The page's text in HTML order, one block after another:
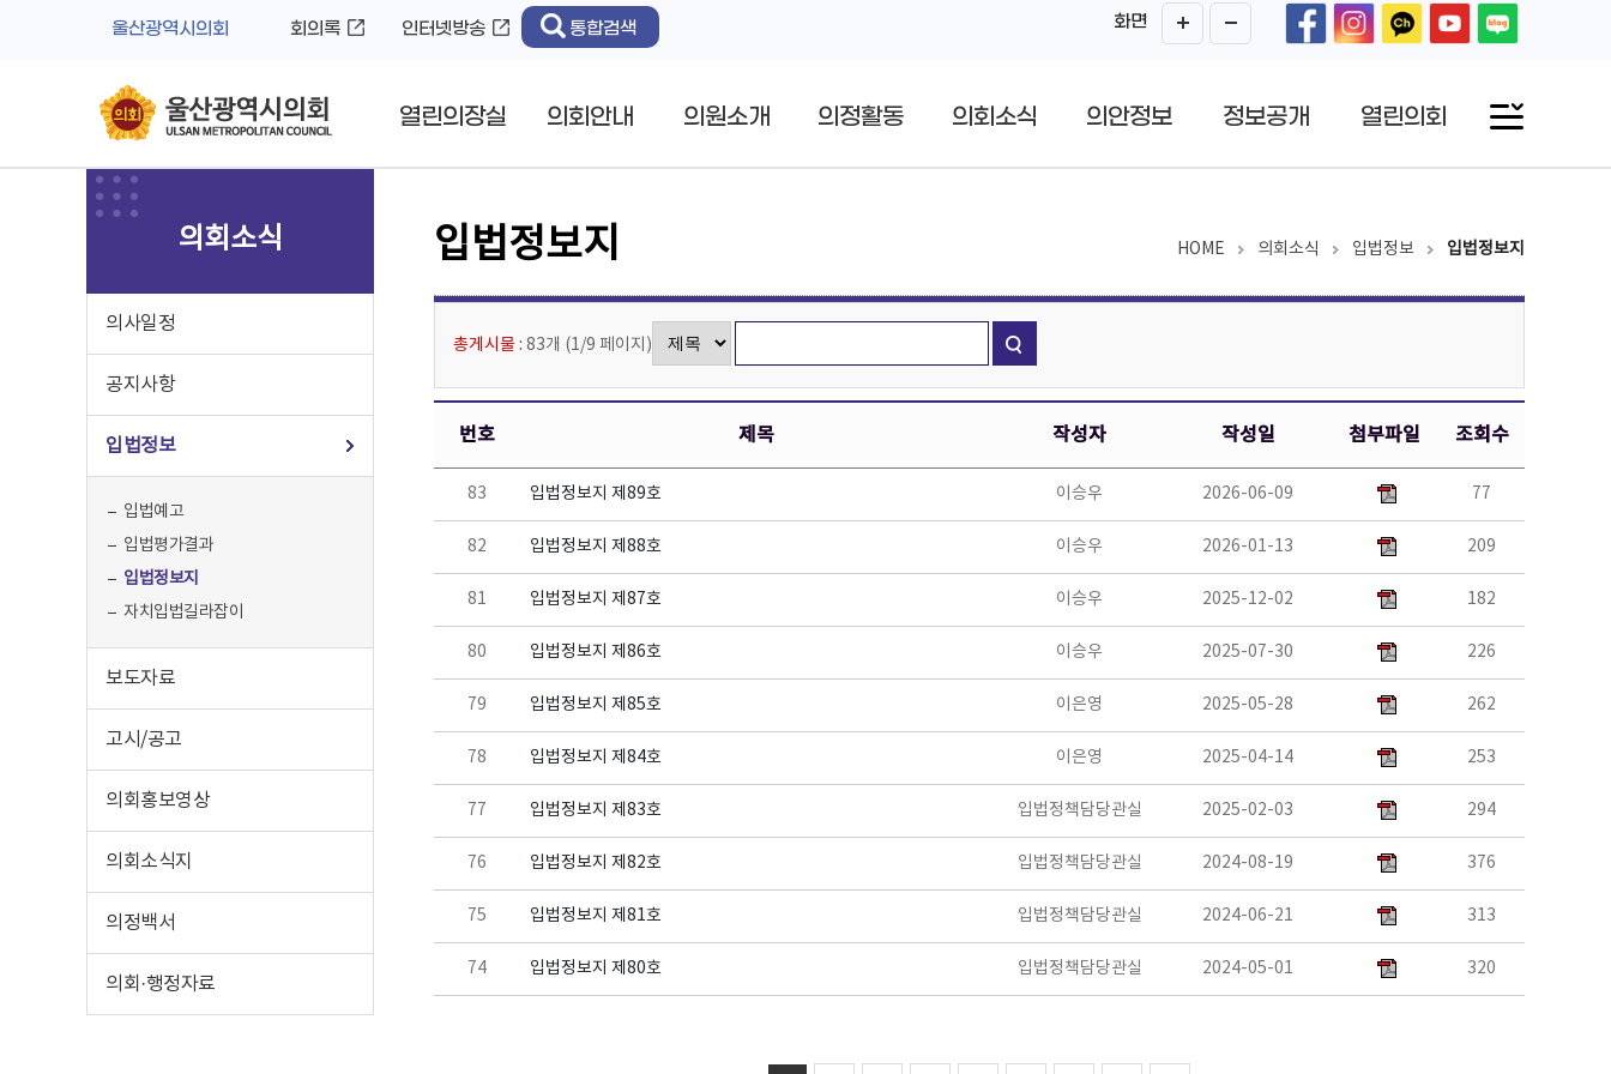
울산광역시의회 회의록 인터넷방송 통합검색 화면
열린의장실 의회안내 의원소개 의정활동 의회소식 의안정보 정보공개 열린의회
의회소식
의사일정
공지사항
입법정보
입법예고
입법평가결과
입법정보지
자치입법길라잡이
보도자료
고시/공고
의회홍보영상
의회소식지
의정백서
의회·행정자료
HOME 의회소식 입법정보 입법정보지
입법정보지
총게시물 : 83개 (1/9 페이지 )
번호 제목 작성자 작성일 첨부파일 조회수
83 입법정보지 제89호 이승우 2026-06-09 77
82 입법정보지 제88호 이승우 2026-01-13 209
81 입법정보지 제87호 이승우 2025-12-02 182
80 입법정보지 제86호 이승우 2025-07-30 226
79 입법정보지 제85호 이은영 2025-05-28 262
78 입법정보지 제84호 이은영 2025-04-14 253
77 입법정보지 제83호 입법정책담당관실 2025-02-03 294
76 입법정보지 제82호 입법정책담당관실 2024-08-19 376
75 입법정보지 제81호 입법정책담당관실 2024-06-21 313
74 입법정보지 제80호 입법정책담당관실 2024-05-01 320